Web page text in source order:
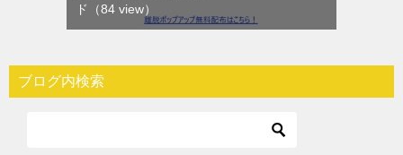
ド
（84 view）
ブログ内検索